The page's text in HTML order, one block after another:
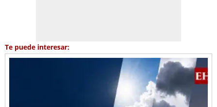
Te puede interesar: